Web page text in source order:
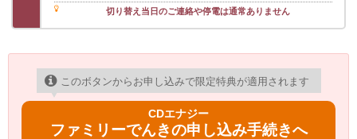
切り替え当日のご連絡や停電は通常ありません
このボタンからお申し込みで限定特典が適用されます
CDエナジー
ファミリーでんきの申し込み手続きへ